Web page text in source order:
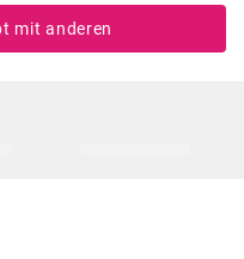
mit anderen